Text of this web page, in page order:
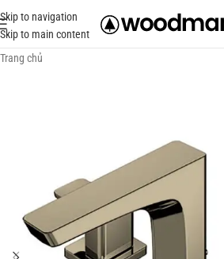
Skip to navigation
Skip to main content
Trang chủ